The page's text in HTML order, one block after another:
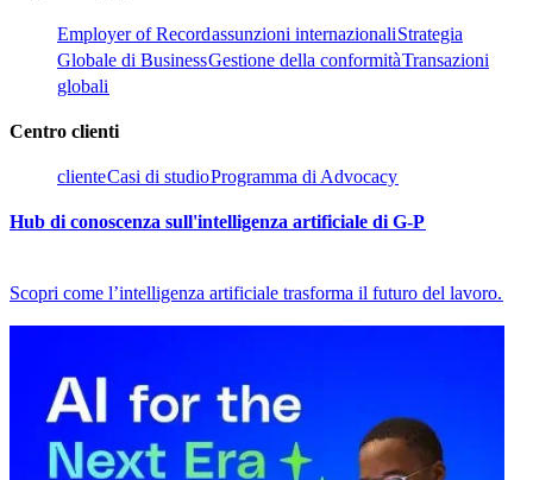
Employer of Record​​assunzioni internazionali​​Strategia
Globale di Business​​Gestione della conformità​​Transazioni
globali​​
Centro clienti​​
cliente​​Casi di studio​​Programma di Advocacy​​
Hub di conoscenza sull'intelligenza artificiale di G-P​​
Scopri come l’intelligenza artificiale trasforma il futuro del lavoro.​​